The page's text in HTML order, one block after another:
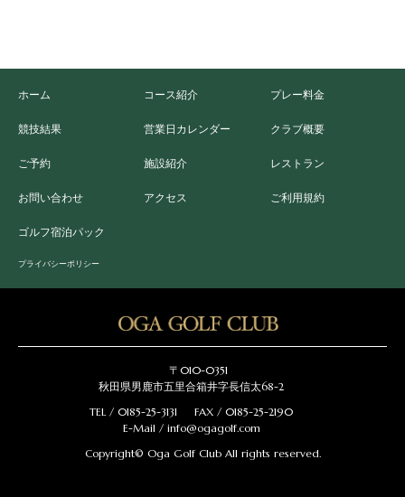
ホーム
競技結果
コース紹介
営業日カレンダー
プレー料金
クラブ概要
ご予約
お問い合わせ
施設紹介
アクセス
レストラン
ご利用規約
ゴルフ宿泊パック
プライバシーポリシー
〒010-0351
秋田県男鹿市五里合箱井字長信太68-2
TEL / 0185-25-3131
FAX / 0185-25-2190
E-Mail / info@ogagolf.com
Copyright© Oga Golf Club All rights reserved.